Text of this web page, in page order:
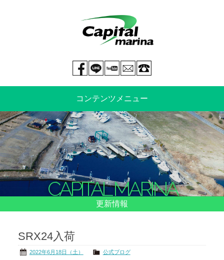
mail
You tube
LINE@
Facebook page
コンテンツメニュー
中古艇情報 新艇情報
船のご売却 整備・特殊艤装
船舶保険 マリーナ情報・料金表
茨城の海
CAPITAL MARINA
更新情報
SRX24入荷
2022年6月18日（土） 公式ブログ